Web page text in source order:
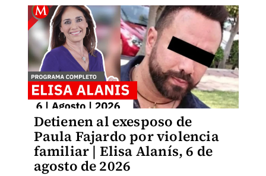
Detienen al exesposo de
Paula Fajardo por violencia
familiar | Elisa Alanís, 6 de
agosto de 2026